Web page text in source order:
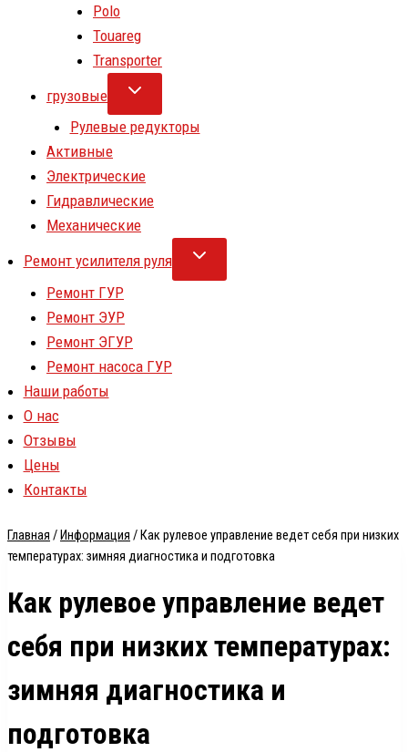
Polo
Touareg
Transporter
грузовые
Рулевые редукторы
Активные
Электрические
Гидравлические
Механические
Ремонт усилителя руля
Ремонт ГУР
Ремонт ЭУР
Ремонт ЭГУР
Ремонт насоса ГУР
Наши работы
О нас
Отзывы
Цены
Контакты
Главная / Информация / Как рулевое управление ведет себя при низких
температурах: зимняя диагностика и подготовка
Как рулевое управление ведет
себя при низких температурах:
зимняя диагностика и
подготовка